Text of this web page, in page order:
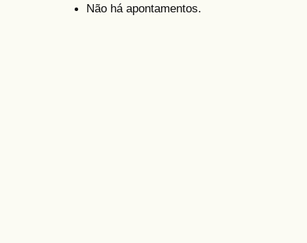
Não há apontamentos.